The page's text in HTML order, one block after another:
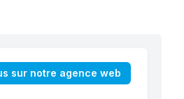
sur notre agence web